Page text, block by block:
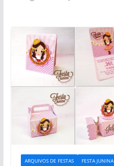
ARQUIVOS DE FESTAS FESTA JUNINA